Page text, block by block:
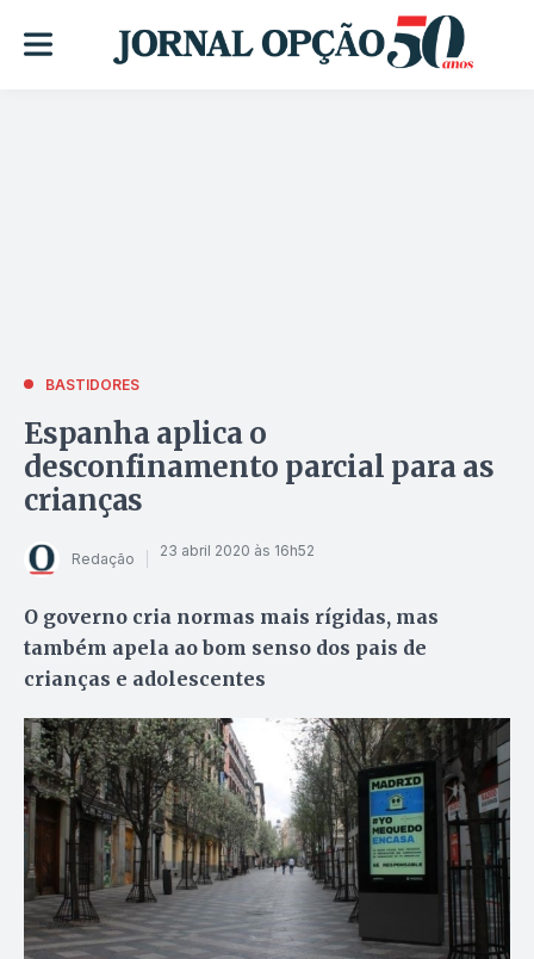
BASTIDORES
Espanha aplica o
desconfinamento parcial para as
crianças
Redação 23 abril 2020 às 16h52
O governo cria normas mais rígidas, mas
também apela ao bom senso dos pais de
crianças e adolescentes